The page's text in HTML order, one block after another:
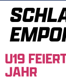
U19
JAHR